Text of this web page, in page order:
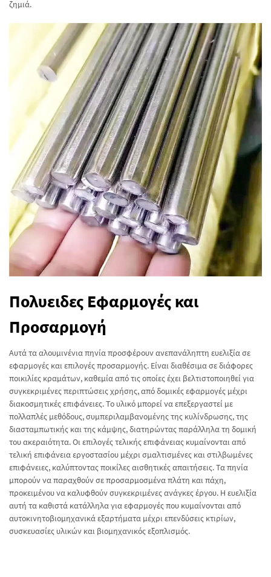
ζημιά.
Πολυειδες Εφαρμογές και
Προσαρμογή
Αυτά τα αλουμινένια πηνία προσφέρουν ανεπανάληπτη ευελιξία σε
εφαρμογές και επιλογές προσαρμογής. Είναι διαθέσιμα σε διάφορες
ποικιλίες κραμάτων, καθεμία από τις οποίες έχει βελτιστοποιηθεί για
συγκεκριμένες περιπτώσεις χρήσης, από δομικές εφαρμογές μέχρι
διακοσμητικές επιφάνειες. Το υλικό μπορεί να επεξεργαστεί με
πολλαπλές μεθόδους, συμπεριλαμβανομένης της κυλίνδρωσης, της
διασταμπωτικής και της κάμψης, διατηρώντας παράλληλα τη δομική
του ακεραιότητα. Οι επιλογές τελικής επιφάνειας κυμαίνονται από
τελική επιφάνεια εργοστασίου μέχρι σμαλτισμένες και στιλβωμένες
επιφάνειες, καλύπτοντας ποικίλες αισθητικές απαιτήσεις. Τα πηνία
μπορούν να παραχθούν σε προσαρμοσμένα πλάτη και πάχη,
προκειμένου να καλυφθούν συγκεκριμένες ανάγκες έργου. Η ευελιξία
αυτή τα καθιστά κατάλληλα για εφαρμογές που κυμαίνονται από
αυτοκινητοβιομηχανικά εξαρτήματα μέχρι επενδύσεις κτιρίων,
συσκευασίες υλικών και βιομηχανικός εξοπλισμός.